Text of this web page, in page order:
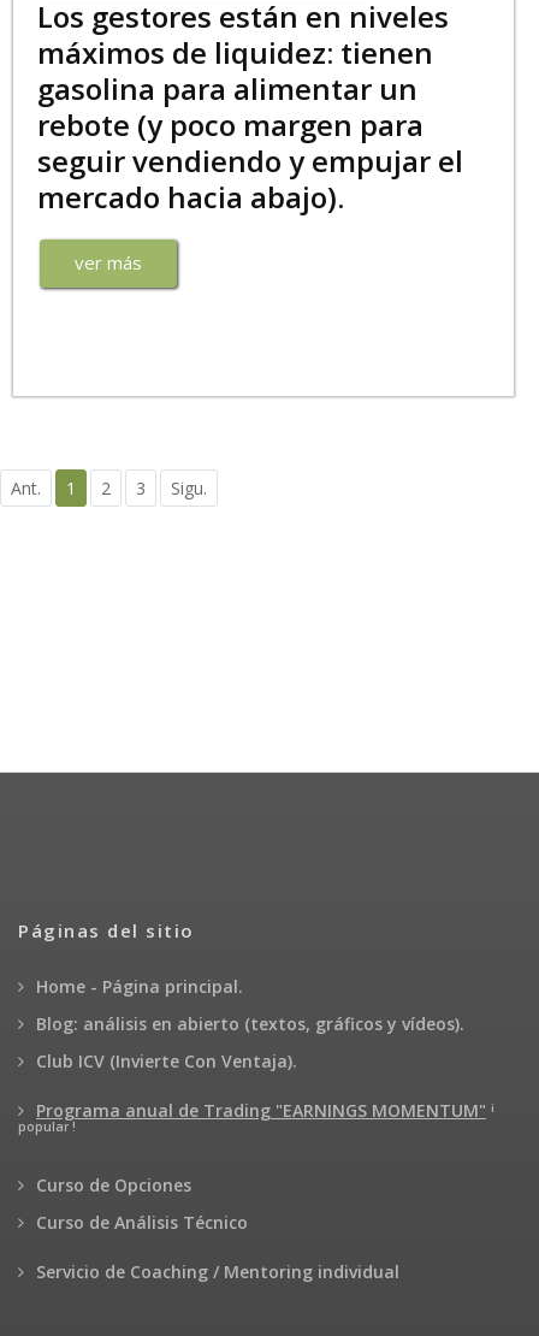
Los gestores están en niveles
máximos de liquidez: tienen
gasolina para alimentar un
rebote (y poco margen para
seguir vendiendo y empujar el
mercado hacia abajo).
ver más
Ant. 1 2 3 Sigu.
Páginas del sitio
Home - Página principal.
Blog: análisis en abierto (textos, gráficos y vídeos).
Club ICV (Invierte Con Ventaja).
Programa anual de Trading "EARNINGS MOMENTUM" ¡
popular !
Curso de Opciones
Curso de Análisis Técnico
Servicio de Coaching / Mentoring individual